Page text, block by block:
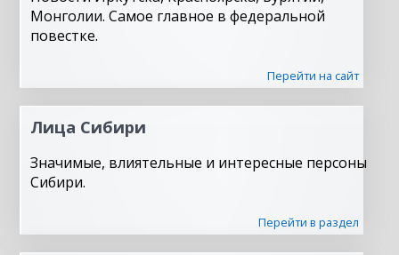
Монголии. Самое главное в федеральной
повестке.
Перейти на сайт
Лица Сибири
Значимые, влиятельные и интересные персоны
Сибири.
Перейти в раздел